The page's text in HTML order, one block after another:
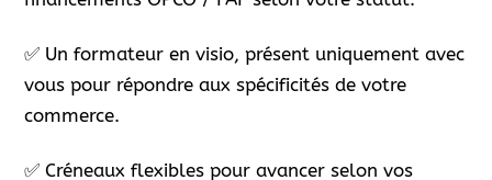
✅ Un formateur en visio, présent uniquement avec
vous pour répondre aux spécificités de votre
commerce.
✅ Créneaux flexibles pour avancer selon vos